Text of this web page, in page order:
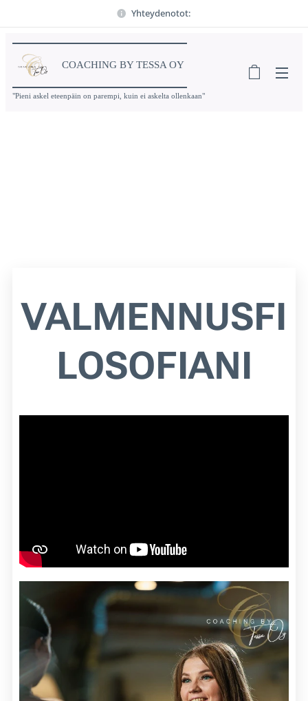
Yhteydenotot:
COACHING BY TESSA OY
"Pieni askel eteenpäin on parempi, kuin ei askelta ollenkaan"
VALMENNUSFI
LOSOFIANI